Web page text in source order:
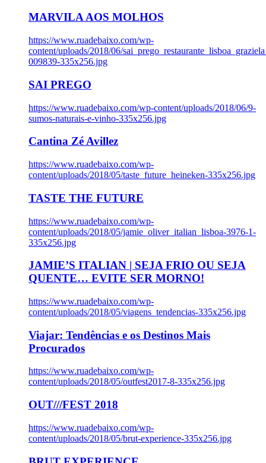
MARVILA AOS MOLHOS
https://www.ruadebaixo.com/wp-
content/uploads/2018/06/
009839-335x256.jpg
SAI PREGO
https://www.ruadebaixo.com/wp-content/uploads/2018/06/9-
sumos-naturais-e-vinho-335x256.jpg
Cantina Zé Avillez
https://www.ruadebaixo.com/wp-
content/uploads/2018/05/taste_future_heineken-335x256.jpg
TASTE THE FUTURE
https://www.ruadebaixo.com/wp-
content/uploads/2018/05/jamie_oliver_italian_lisboa-3976-1-
335x256.jpg
JAMIE’S ITALIAN | SEJA FRIO OU SEJA
QUENTE… EVITE SER MORNO!
https://www.ruadebaixo.com/wp-
content/uploads/2018/05/viagens_tendencias-335x256.jpg
Viajar: Tendências e os Destinos Mais
Procurados
https://www.ruadebaixo.com/wp-
content/uploads/2018/05/outfest2017-8-335x256.jpg
OUT///FEST 2018
https://www.ruadebaixo.com/wp-
content/uploads/2018/05/brut-experience-335x256.jpg